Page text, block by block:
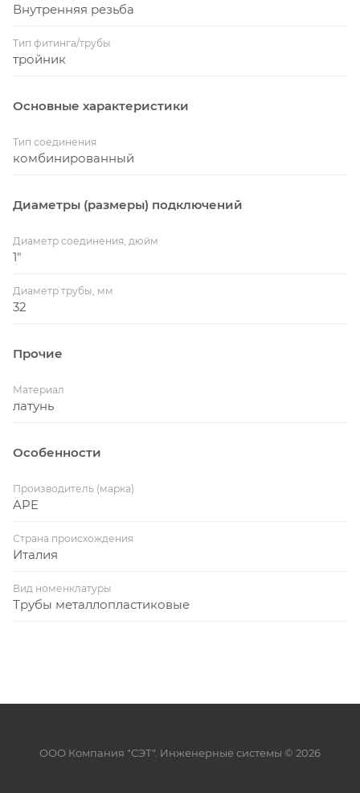
Внутренняя резьба
Тип фитинга/трубы
тройник
Основные характеристики
Тип соединения
комбинированный
Диаметры (размеры) подключений
Диаметр соединения, дюйм
1"
Диаметр трубы, мм
32
Прочие
Материал
латунь
Особенности
Производитель (марка)
APE
Страна происхождения
Италия
Вид номенклатуры
Трубы металлопластиковые
ООО Компания "СЭТ". Инженерные системы © 2026